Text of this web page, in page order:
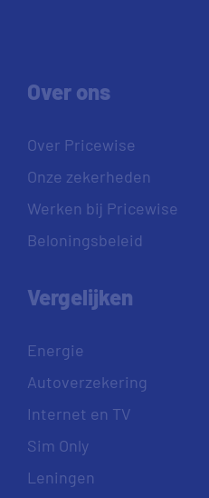
Over ons
Over Pricewise
Onze zekerheden
Werken bij Pricewise
Beloningsbeleid
Vergelijken
Energie
Autoverzekering
Internet en TV
Sim Only
Leningen